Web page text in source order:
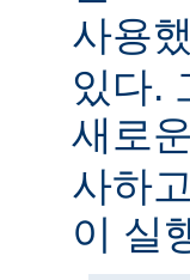
사용
있다.
새로
사하
이 실